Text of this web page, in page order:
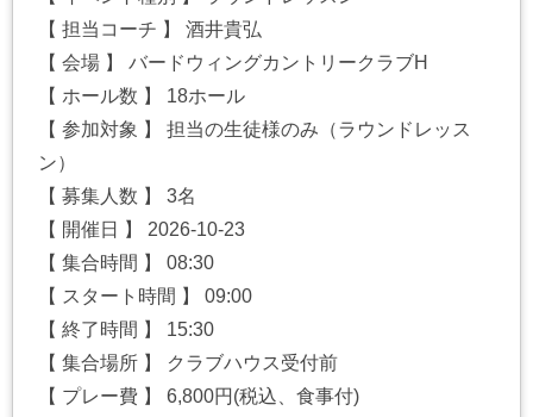
【 担当コーチ 】 酒井貴弘
【 会場 】 バードウィングカントリークラブH
【 ホール数 】 18ホール
【 参加対象 】 担当の生徒様のみ（ラウンドレッス
ン）
【 募集人数 】 3名
【 開催日 】 2026-10-23
【 集合時間 】 08:30
【 スタート時間 】 09:00
【 終了時間 】 15:30
【 集合場所 】 クラブハウス受付前
【 プレー費 】 6,800円(税込、食事付)